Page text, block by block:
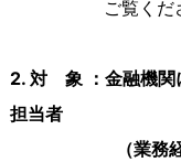
ご覧くださ
2. 対 象 ：金融機関
担当者
（業